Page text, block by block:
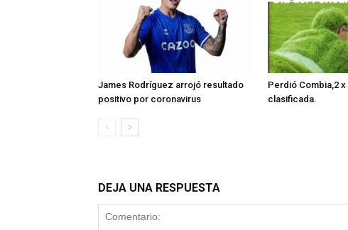
James Rodríguez arrojó resultado
positivo por coronavirus
Perdió Combia,2 x
clasificada.
DEJA UNA RESPUESTA